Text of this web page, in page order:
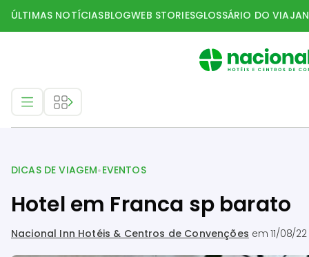
ÚLTIMAS NOTÍCIASBLOGWEB STORIESGLOSSÁRIO DO
DICAS DE VIAGEM•EVENTOS
Hotel em Franca sp barato
Nacional Inn Hotéis & Centros de Convenções em11/08/